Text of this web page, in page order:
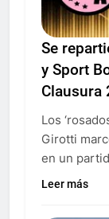
Se
y Sport
Clausura
Los
Girotti
en un
Leer más